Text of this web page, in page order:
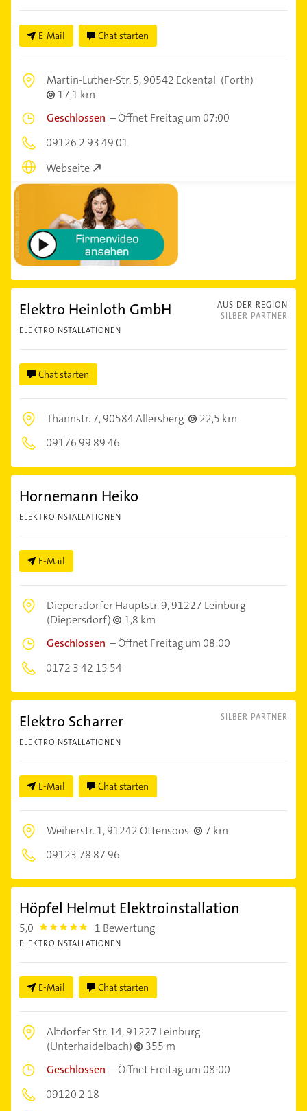
E-Mail Chat starten
Martin-Luther-Str. 5,90542 Eckental (Forth)
17,1 km
Geschlossen –Öffnet Freitag um 07:00
09126 2 93 49 01
Webseite
AUS DER REGION
SILBER PARTNER
Elektro Heinloth GmbH
ELEKTROINSTALLATIONEN
Chat starten
Thannstr. 7,90584 Allersberg
22,5 km
09176 99 89 46
Hornemann Heiko
ELEKTROINSTALLATIONEN
E-Mail
Diepersdorfer Hauptstr. 9,91227 Leinburg
(Diepersdorf)
1,8 km
Geschlossen –Öffnet Freitag um 08:00
0172 3 42 15 54
SILBER PARTNER
Elektro Scharrer
ELEKTROINSTALLATIONEN
E-Mail Chat starten
Weiherstr. 1,91242 Ottensoos
7 km
09123 78 87 96
Höpfel Helmut Elektroinstallation
5,0 5.0 1 Bewertung
ELEKTROINSTALLATIONEN
E-Mail Chat starten
Altdorfer Str. 14,91227 Leinburg
(Unterhaidelbach)
355 m
Geschlossen –Öffnet Freitag um 08:00
09120 2 18